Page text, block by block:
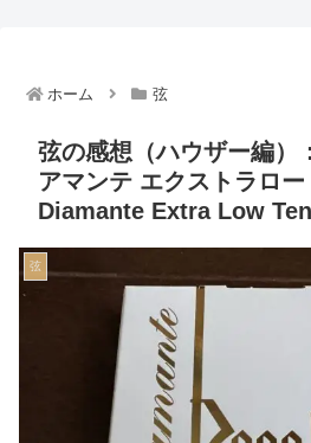
ホーム 弦
弦の感想（ハウザー編）
アマンテ エクストラロー
Diamante Extra Low
弦